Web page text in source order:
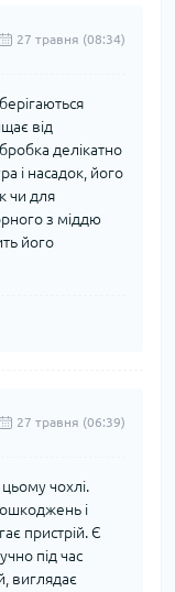
27 травня (08:34)
від
делікатно
і насадок, його
чи для
з міддю
його
27 травня (06:39)
чохлі.
і
пристрій. Є
під час
виглядає